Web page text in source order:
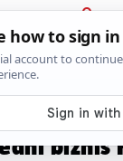
PRIJAVA
News
biznis